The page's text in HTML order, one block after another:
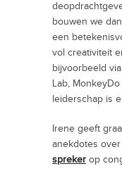
bouwen we
een
vol creativiteit
bijvoorbeeld
Lab,
leiderschap is
Irene geeft
anekdotes
spreker op